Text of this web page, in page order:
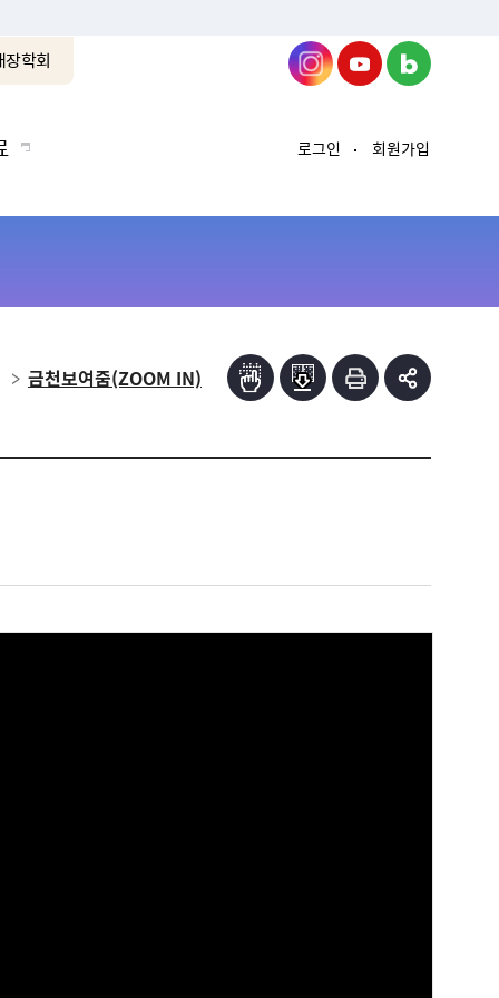
학회
로그인 회원가입
금천보여줌(ZOOM IN)